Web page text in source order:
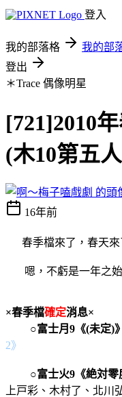
登入
我的部落格 我的部
登出
＊Trace 偶像明星
[721]2010
(木10第五
16年前
春季檔來了， 春天來
嗯，不虧是一年之始
×春季檔確定消息×
○富士月9《(未定)》
2》
○富士火9 《絶対零
上戸彩、木村了、北